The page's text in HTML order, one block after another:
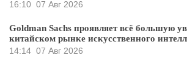
16:10 07 Авг 2026
Goldman Sachs проявляет всё большую
китайском рынке искусственного
14:14 07 Авг 2026